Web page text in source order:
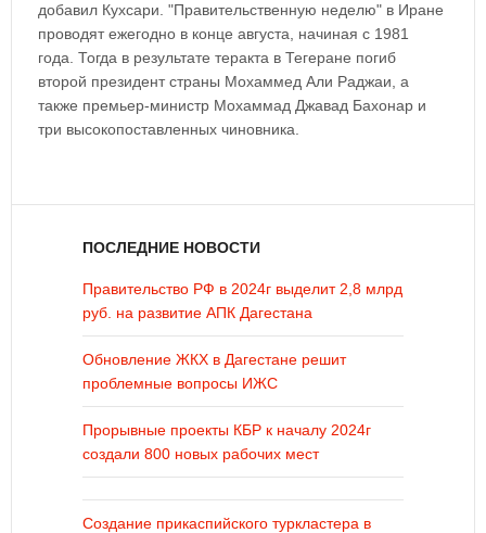
добавил Кухсари. "Правительственную неделю" в Иране
проводят ежегодно в конце августа, начиная с 1981
года. Тогда в результате теракта в Тегеране погиб
второй президент страны Мохаммед Али Раджаи, а
также премьер-министр Мохаммад Джавад Бахонар и
три высокопоставленных чиновника.
ПОСЛЕДНИЕ НОВОСТИ
Правительство РФ в 2024г выделит 2,8 млрд
руб. на развитие АПК Дагестана
Обновление ЖКХ в Дагестане решит
проблемные вопросы ИЖС
Прорывные проекты КБР к началу 2024г
создали 800 новых рабочих мест
Создание прикаспийского туркластера в